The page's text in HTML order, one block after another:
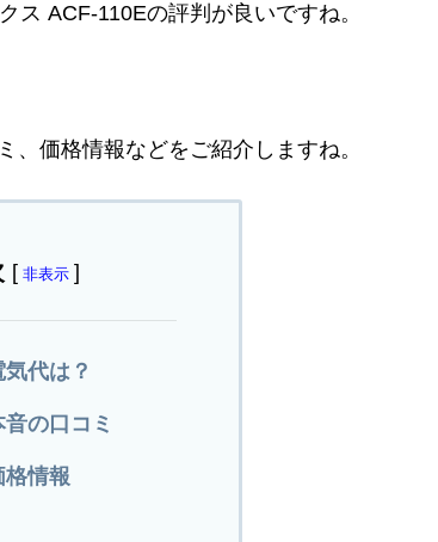
ACF-110Eの評判が良いですね。
価格情報などをご紹介しますね。
[ 非表示 ]
代は？
の口コミ
格情報